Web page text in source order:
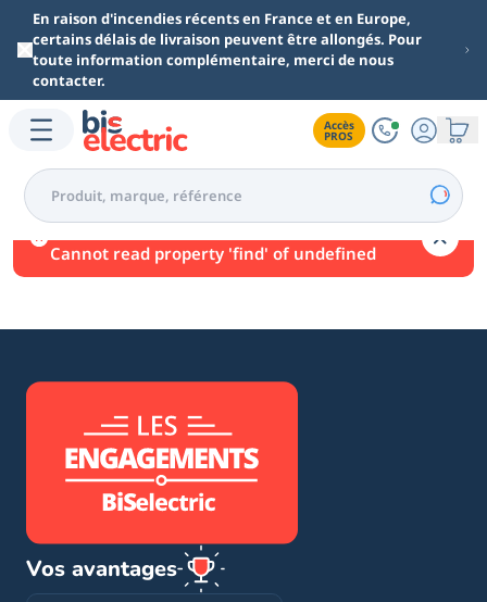
Aller au contenu principal
En raison d'incendies récents en France et en Europe,
certains délais de livraison peuvent être allongés. Pour
toute information complémentaire, merci de nous
contacter.
Accès
PROS
Une erreur est survenue.
Cannot read property 'find' of undefined
Vos avantages